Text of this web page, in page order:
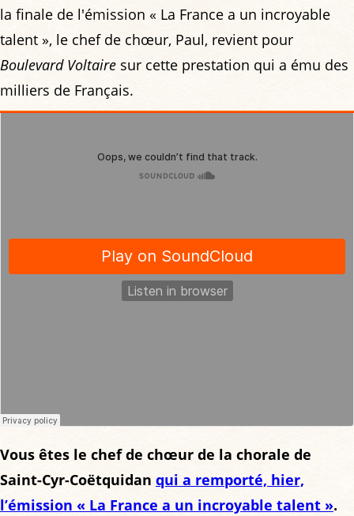
la finale de l'émission « La France a un incroyable
talent », le chef de chœur, Paul, revient pour
Boulevard Voltaire sur cette prestation qui a ému des
milliers de Français.
Vous êtes le chef de chœur de la chorale de
Saint-Cyr-Coëtquidan qui a remporté, hier,
l’émission « La France a un incroyable talent ».